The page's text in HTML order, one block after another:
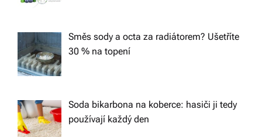
Směs sody a octa za radiátorem? Ušetříte
30 % na topení
Soda bikarbona na koberce: hasiči ji tedy
používají každý den